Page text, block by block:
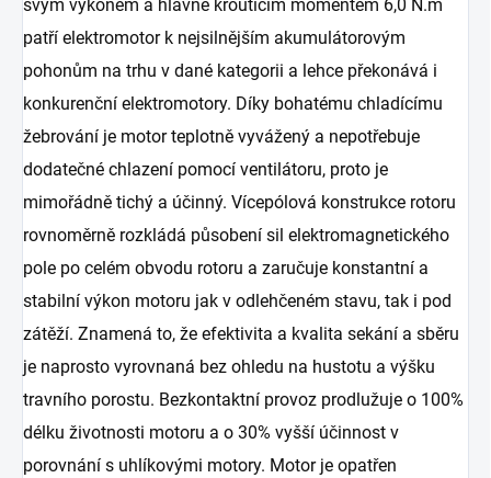
svým výkonem a hlavně kroutícím momentem 6,0 N.m
patří elektromotor k nejsilnějším akumulátorovým
pohonům na trhu v dané kategorii a lehce překonává i
konkurenční elektromotory. Díky bohatému chladícímu
žebrování je motor teplotně vyvážený a nepotřebuje
dodatečné chlazení pomocí ventilátoru, proto je
mimořádně tichý a účinný. Vícepólová konstrukce rotoru
rovnoměrně rozkládá působení sil elektromagnetického
pole po celém obvodu rotoru a zaručuje konstantní a
stabilní výkon motoru jak v odlehčeném stavu, tak i pod
zátěží. Znamená to, že efektivita a kvalita sekání a sběru
je naprosto vyrovnaná bez ohledu na hustotu a výšku
travního porostu. Bezkontaktní provoz prodlužuje o 100%
délku životnosti motoru a o 30% vyšší účinnost v
porovnání s uhlíkovými motory. Motor je opatřen